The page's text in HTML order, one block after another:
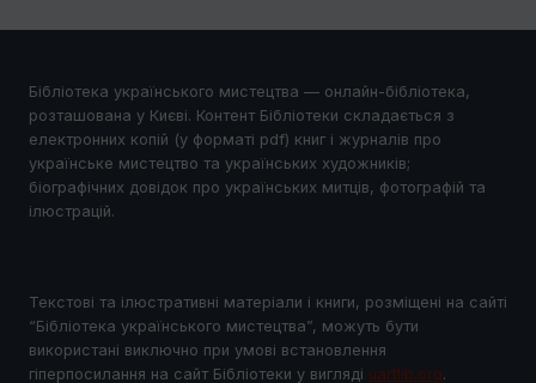
Бібліотека українського мистецтва — онлайн-бібліотека,
розташована у Києві. Контент Бібліотеки складається з
електронних копій (у форматі pdf) книг і журналів про
українське мистецтво та українських художників;
біографічних довідок про українських митців, фотографій та
ілюстрацій.
Текстові та ілюстративні матеріали і книги, розміщені на сайті
“Бібліотека українського мистецтва”, можуть бути
використані виключно при умові встановлення
гіперпосилання на сайт Бібліотеки у виглядi uartlib.org.